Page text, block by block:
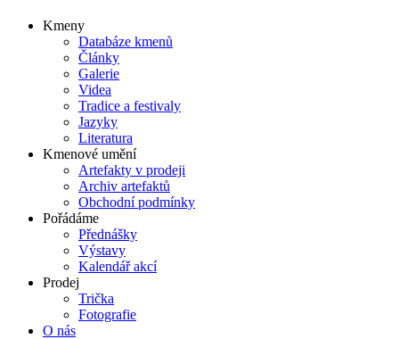
Kmeny
Databáze kmenů
Články
Galerie
Videa
Tradice a festivaly
Jazyky
Literatura
Kmenové umění
Artefakty v prodeji
Archiv artefaktů
Obchodní podmínky
Pořádáme
Přednášky
Výstavy
Kalendář akcí
Prodej
Trička
Fotografie
O nás